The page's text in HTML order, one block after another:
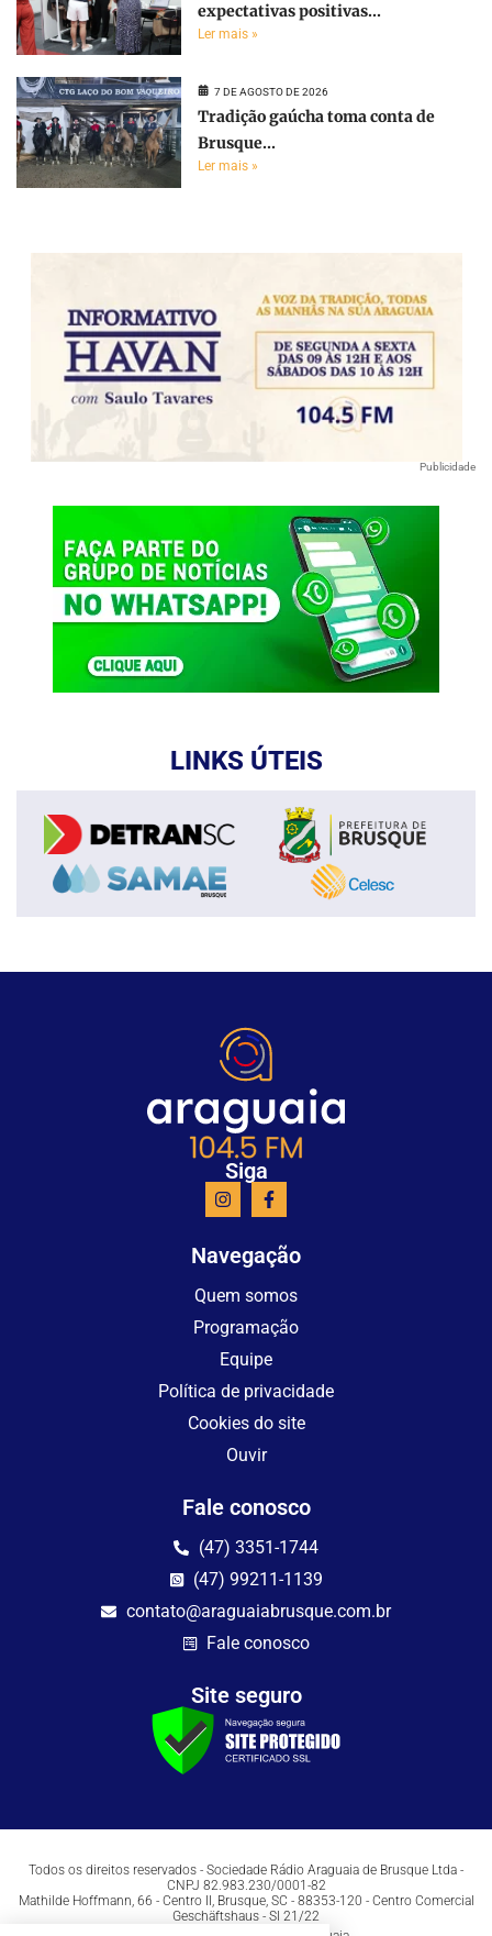
expectativas positivas...
Ler mais »
7 DE AGOSTO DE 2026
Tradição gaúcha toma conta de
Brusque...
Ler mais »
Publicidade
LINKS ÚTEIS
Siga
Navegação
Quem somos
Programação
Equipe
Política de privacidade
Cookies do site
Ouvir
Fale conosco
(47) 3351-1744
(47) 99211-1139
contato@araguaiabrusque.com.br
Fale conosco
Site seguro
Todos os direitos reservados - Sociedade Rádio Araguaia de Brusque Ltda -
CNPJ 82.983.230/0001-82
Mathilde Hoffmann, 66 - Centro II, Brusque, SC - 88353-120 - Centro Comercial
Geschäftshaus - Sl 21/22